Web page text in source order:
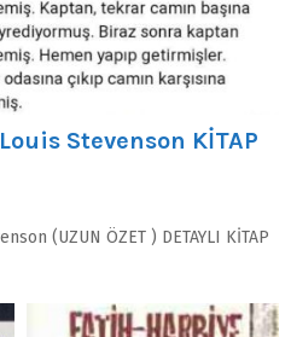
Stevenson KİTAP
(UZUN ÖZET ) DETAYLI KİTAP